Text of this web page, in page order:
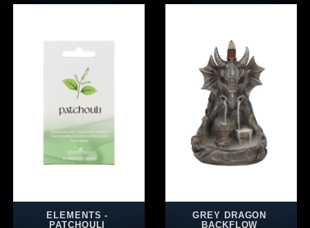
ELEMENTS -
PATCHOULI
GREY DRAGON
BACKFLOW